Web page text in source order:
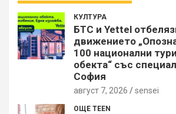
КУЛТУРА
БТС и Yettel
движението
100 национални
обекта“ със
София
август 7, 2026 sensei
ОЩЕ TEEN